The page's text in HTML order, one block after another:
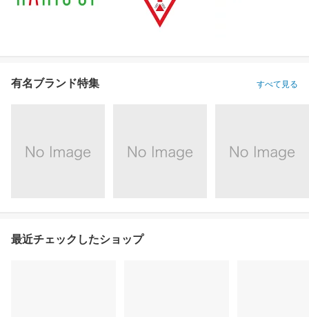
有名ブランド特集 すべて見る
最近チェックしたショップ